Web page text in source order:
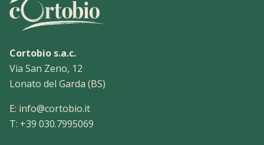
Cortobio s.a.c.
Via San Zeno, 12
Lonato del Garda (BS)
E: info@cortobio.it
T: +39 030.7995069